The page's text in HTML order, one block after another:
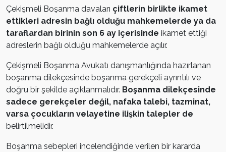
Çekişmeli Boşanma davaları çiftlerin birlikte ikamet
ettikleri adresin bağlı olduğu mahkemelerde ya da
taraflardan birinin son 6 ay içerisinde ikamet ettiği
adreslerin bağlı olduğu mahkemelerde açılır.
Çekişmeli Boşanma Avukatı danışmanlığında hazırlanan
boşanma dilekçesinde boşanma gerekçeli ayrıntılı ve
doğru bir şekilde açıklanmalıdır. Boşanma dilekçesinde
sadece gerekçeler değil, nafaka talebi, tazminat,
varsa çocukların velayetine ilişkin talepler de
belirtilmelidir.
Boşanma sebepleri incelendiğinde verilen bir kararda